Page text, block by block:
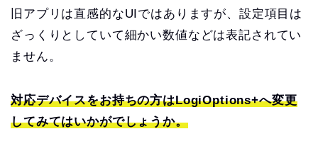
旧アプリは直感的なUIではありますが、設定項目は
ざっくりとしていて細かい数値などは表記されてい
ません。
対応デバイスをお持ちの方はLogiOptions+へ変更
してみてはいかがでしょうか。